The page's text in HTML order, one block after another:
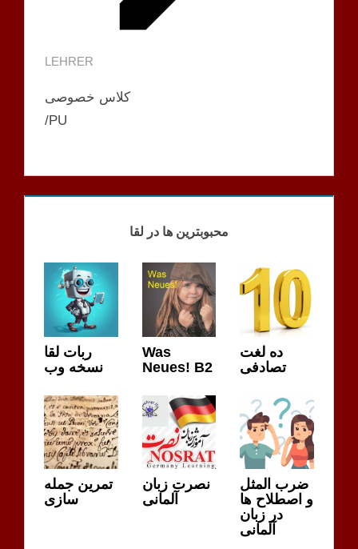
LEHRER
کلاس خصوصی
/PU
محبوبترین ها در لقا
ربات لقا
نسخه وب
Was
Neues! B2
ده لغت
تصادفی
تمرین جمله
سازی
نصرت زبان
آلمانی
ضرب المثل
و اصطلاح ها
در زبان
آلمانی